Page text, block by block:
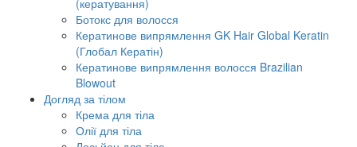
(кератування)
Ботокс для волосся
Кератинове випрямлення GK Hair Global Keratin
(Глобал Кератін)
Кератинове випрямлення волосся Brazilian
Blowout
Догляд за тілом
Крема для тіла
Олії для тіла